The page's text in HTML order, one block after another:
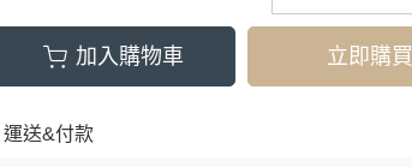
加入購物車 立即購買
運送&付款